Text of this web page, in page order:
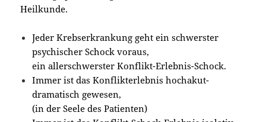
Heilkunde.
Jeder Krebserkrankung geht ein schwerster
psychischer Schock voraus,
ein allerschwerster Konflikt-Erlebnis-Schock.
Immer ist das Konflikterlebnis hochakut-
dramatisch gewesen,
(in der Seele des Patienten)